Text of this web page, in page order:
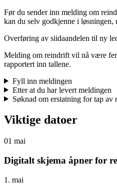
Før du sender inn melding om
kan du selv godkjenne i løsningen,
Overføring av siidaandelen til ny
Melding om reindrift vil nå være
rapportert inn tallene.
Fyll inn meldingen
Etter at du har levert meldingen
Søknad om erstatning for tap
Viktige datoer
01 mai
Digitalt skjema åpner for
1. mai